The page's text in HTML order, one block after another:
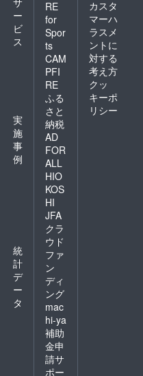
するも
のでは
ありま
せん。
ー
ビ
ス
実
施
事
例
統
計
デ
ー
タ
RE
for
Spor
ts
CAM
PFI
RE
ふる
さと
納税
AD
FOR
ALL
HIO
KOS
HI
JFA
クラ
ウド
ファ
ン
ディ
ング
mac
hi-ya
補助
金申
請サ
ポー
カスタ
マーハ
ラスメ
ントに
対する
考え方
クッ
キーポ
リシー